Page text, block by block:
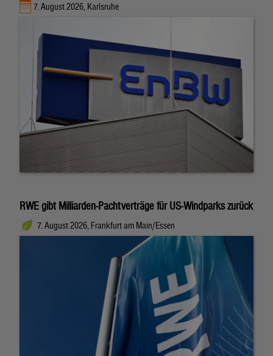
7. August 2026, Karlsruhe
RWE gibt Milliarden-Pachtverträge für US-Windparks zurück
7. August 2026, Frankfurt am Main/Essen